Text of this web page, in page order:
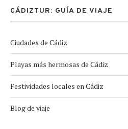
CÁDIZTUR: GUÍA DE VIAJE
Ciudades de Cádiz
Playas más hermosas de Cádiz
Festividades locales en Cádiz
Blog de viaje